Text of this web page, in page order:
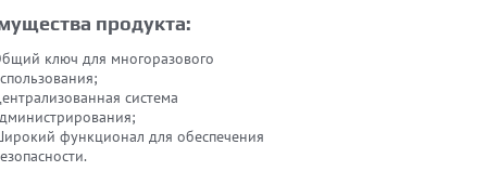
продукта:
ключ для многоразового
система
функционал для обеспечения